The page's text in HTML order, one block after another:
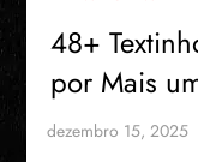
48+
por Mais